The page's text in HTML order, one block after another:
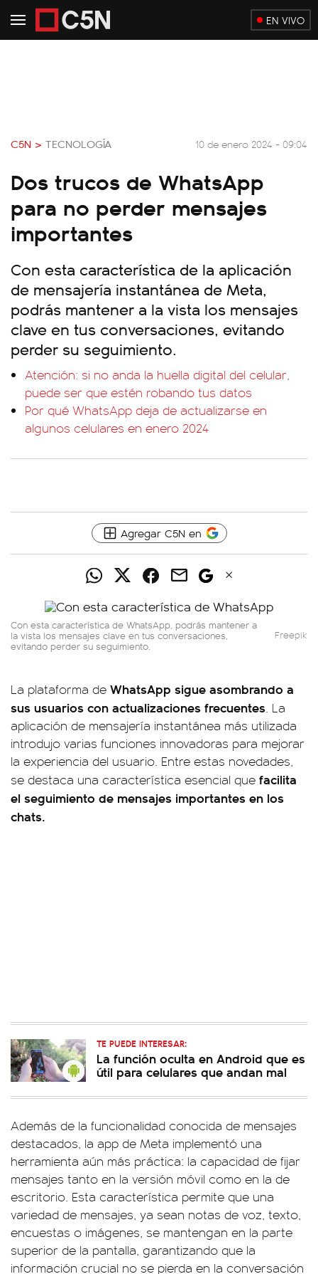
EN VIVO
C5N > TECNOLOGÍA 10 de enero 2024 - 09:04
Dos trucos de WhatsApp
para no perder mensajes
importantes
Con esta característica de la aplicación
de mensajería instantánea de Meta,
podrás mantener a la vista los mensajes
clave en tus conversaciones, evitando
perder su seguimiento.
Atención: si no anda la huella digital del celular,
puede ser que estén robando tus datos
Por qué WhatsApp deja de actualizarse en
algunos celulares en enero 2024
Agregar C5N en
Con esta característica de WhatsApp, podrás mantener a
la vista los mensajes clave en tus conversaciones,
evitando perder su seguimiento.
Freepik
La plataforma de WhatsApp sigue asombrando a
sus usuarios con actualizaciones frecuentes. La
aplicación de mensajería instantánea más utilizada
introdujo varias funciones innovadoras para mejorar
la experiencia del usuario. Entre estas novedades,
se destaca una característica esencial que facilita
el seguimiento de mensajes importantes en los
chats.
TE PUEDE INTERESAR:
La función oculta en Android que es
útil para celulares que andan mal
Además de la funcionalidad conocida de mensajes
destacados, la app de Meta implementó una
herramienta aún más práctica: la capacidad de fijar
mensajes tanto en la versión móvil como en la de
escritorio. Esta característica permite que una
variedad de mensajes, ya sean notas de voz, texto,
encuestas o imágenes, se mantengan en la parte
superior de la pantalla, garantizando que la
información crucial no se pierda en la conversación